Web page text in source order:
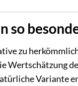
so
zu
Wertschätzung
Variante